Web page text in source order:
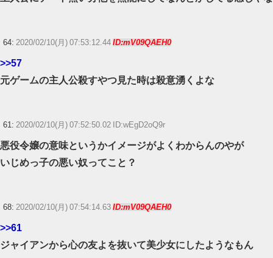
64: 2020/02/10(月) 07:53:12.44 ID:mV09QAEH0
>>57
元ゲームの主人公殺すやつ見た時は殺意湧くよな
61: 2020/02/10(月) 07:52:50.02 ID:wEgD2oQ9r
悪役令嬢の意味というかイメージがよくわからんのやが
いじめっ子の悪い奴ってこと？
68: 2020/02/10(月) 07:54:14.63 ID:mV09QAEH0
>>61
ジャイアンから心の友よを抜いて美少女にしたようなもん